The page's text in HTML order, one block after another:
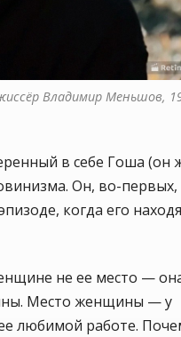
Владимир Меньшов,
в себе Гоша (он
Он, во-первых,
когда его
не ее место —
Место женщины — у
любимой работе.